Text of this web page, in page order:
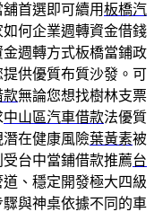
首選即可續用板橋汽
何企業週轉資金借錢
週轉方式板橋當鋪政
供優質布質沙發。可
款無論您想找樹林支票
中山區汽車借款法優質
在健康風險葉黃素被
台中當鋪借款推薦台
、穩定開發極大四級
與神桌依據不同的車